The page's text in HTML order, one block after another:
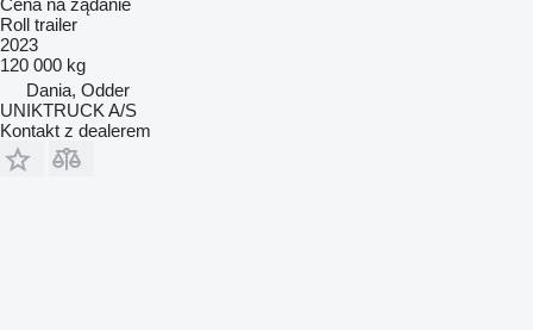
Cena na żądanie
Roll trailer
2023
120 000 kg
Dania, Odder
UNIKTRUCK A/S
Kontakt z dealerem